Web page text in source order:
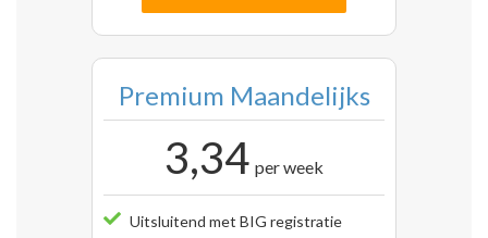
Premium Maandelijks
3,34 per week
Uitsluitend met BIG registratie